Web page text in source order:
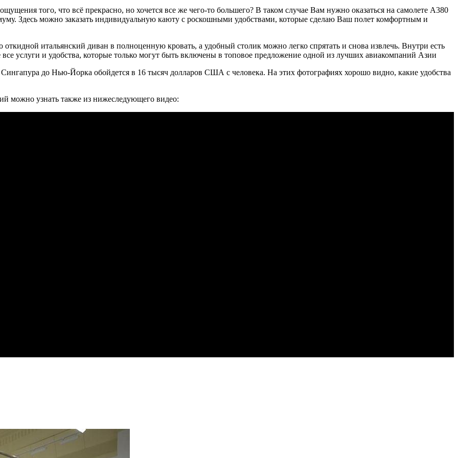
того, что всё прекрасно, но хочется все же чего-то большего? В таком случае Вам нужно оказаться на самолете А380
Здесь можно заказать индивидуальную каюту с роскошными удобствами, которые сделаю Ваш полет комфортным и
итальянский диван в полноценную кровать, а удобный столик можно легко спрятать и снова извлечь. Внутри есть
услуги и удобства, которые только могут быть включены в топовое предложение одной из лучших авиакомпаний Азии
до Нью-Йорка обойдется в 16 тысяч долларов США с человека. На этих фотографиях хорошо видно, какие удобства
можно узнать также из нижеследующего видео: